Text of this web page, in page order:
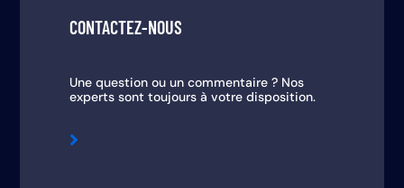
CONTACTEZ-NOUS
Une question ou un commentaire ? Nos
experts sont toujours à votre disposition.
